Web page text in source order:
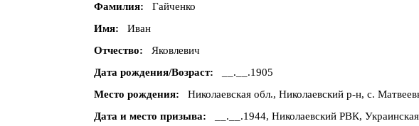
Фамилия
Гайченко
Имя
Иван
Отчество
Яковлевич
Дата рождения/Возраст
__.__.1905
Место рождения
Николаевская обл., Николаевский р-н, с.
Дата и место призыва
__.__.1944, Николаевский РВК,